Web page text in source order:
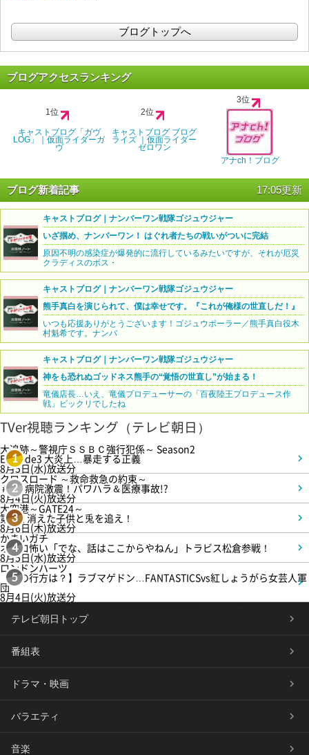
ブログトップへ
ブログアクセスランキング
1位
キャストブログ「ガヴ
LOG」｜仮面ライダーガ
ヴ
2位
キャストブログ ブログ
ライズ ｜仮面ライダー
ゼロワン
3位
アナch！ブログ
ブログ新着記事 17:05更新
キャストブログ｜ナンバーワン戦隊ゴジュウジャー
いざ掴め、ナンバーワン！ はぐれ者たちの戦いがついに完結
原因不明の感染症が爆発的に流行しているみたいですが、それが厄災
クラディスのボス・
キャストブログ｜ナンバーワン戦隊ゴジュウジャー
熊手真白を演じられて、僕は幸せです。『これが俺様の世直しだ！』
いつも応援ありがとうございます！ゴジュウポーラー／熊手真白役木
村魁希です。ナンバ
キャストブログ｜ナンバーワン戦隊ゴジュウジャー
神をも恐れぬゴッドネス熊手の“覚悟の世直し”が始まる！
竜儀店長…いえ、竜儀プロデューサーの「百夜陸王プロデュース作
戦」ビックリでしたね
TVer視聴ランキング（テレビ朝日）
1
大追跡～警視庁ＳＳＢＣ強行犯係～ Season2
Episode3 大炎上…暴走する正義
8月5日(水)放送分
2
クロスロード ～救命救急の約束～
＃5 病院激震！パワハラ＆医療事故!?
8月4日(火)放送分
3
大空港～GATE24～
第3話 消えた子供と兎を追え！
8月6日(木)放送分
4
かまいガチ
オモロ怖い「でな、話はここからやねん」トラビス松倉参戦！
8月5日(水)放送分
5
ロンドンハーツ
【恋の行方は？】ラブマゲドン…FANTASTICSvs紅しょうがら女芸人軍
団
8月4日(火)放送分
テレビ朝日トップ
番組表
ドラマ・映画
バラエティ
音楽